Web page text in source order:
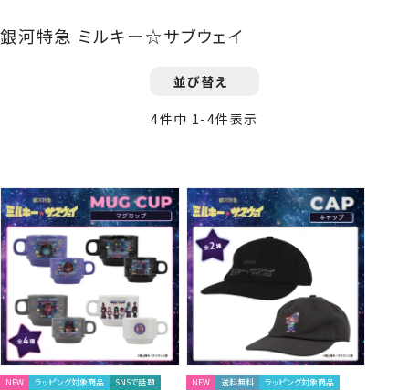
銀河特急 ミルキー☆サブウェイ
並び替え
4件中 1 -4件表示
NEW ラッピング対象商品
SNSで話題
NEW 送料無料
ラッピング対象商品